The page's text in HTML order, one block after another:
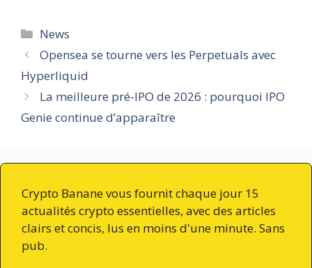
Catégories
News
Opensea se tourne vers les Perpetuals avec
Hyperliquid
La meilleure pré-IPO de 2026 : pourquoi IPO
Genie continue d’apparaître
Crypto Banane vous fournit chaque jour 15
actualités crypto essentielles, avec des articles
clairs et concis, lus en moins d'une minute. Sans
pub.